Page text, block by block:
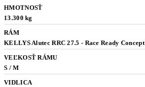
HMOTNOSŤ
13.300 kg
RÁM
KELLYS Alutec RRC 27.5 - Race Ready Concept
VEĽKOSŤ RÁMU
S / M
VIDLICA